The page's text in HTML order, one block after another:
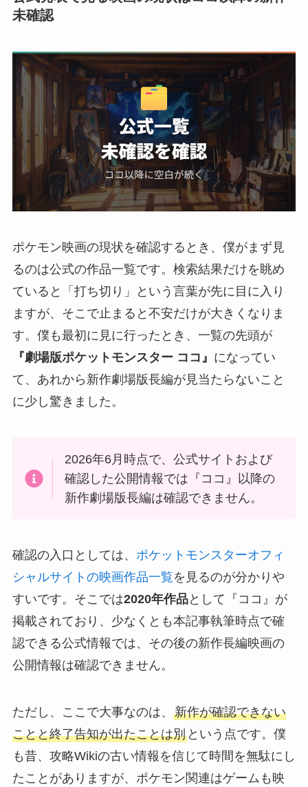
未確認
ポケモン映画の現状を確認するとき、僕がまず見
るのは公式の作品一覧です。検索結果だけを眺め
ていると「打ち切り」という言葉が先に目に入り
ますが、そこで止まると不安だけが大きくなりま
す。僕も最初に見に行ったとき、一覧の先頭が
『劇場版ポケットモンスター ココ』 になってい
て、あれから新作劇場版長編が見当たらないこと
に少し驚きました。
2026年6月時点で、公式サイトおよび
確認した公開情報では『ココ』以降の
新作劇場版長編は確認できません。
確認の入口としては、 ポケットモンスターオフィ
シャルサイトの映画作品一覧を見るのが分かりや
すいです。そこでは2020年作品として『ココ』が
掲載されており、少なくとも本記事執筆時点で確
認できる公式情報では、その後の新作長編映画の
公開情報は確認できません。
ただし、ここで大事なのは、 新作が確認できない
ことと終了告知が出たことは別という点です。僕
も昔、攻略Wikiの古い情報を信じて時間を無駄にし
たことがありますが、ポケモン関連はゲームも映